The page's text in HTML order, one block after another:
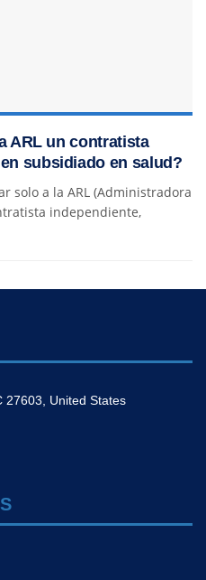
ARL un contratista
subsidiado en salud?
solo a la ARL (Administradora
independiente,
27603, United States